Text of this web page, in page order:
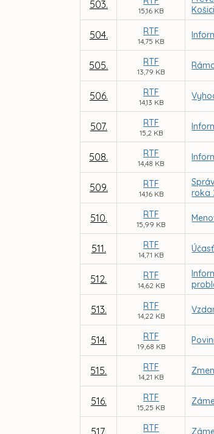
503.
15,16 KB
504. RTF
14,75 KB
505. RTF
13,79 KB
506. RTF
14,13 KB
507. RTF
15,2 KB
508. RTF
14,48 KB
509. RTF
14,16 KB
roka
510. RTF
15,99 KB
511. RTF
14,71 KB
512. RTF
14,62 KB
513. RTF
14,22 KB
514. RTF
19,68 KB
515. RTF
14,21 KB
516. RTF
15,25 KB
517. RTF